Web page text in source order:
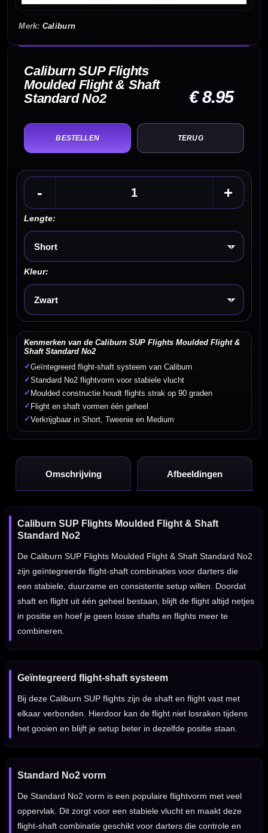
Caliburn
Caliburn SUP Flights
Moulded Flight & Shaft
Standard No2
€ 8.95
TERUG
- +
Lengte:
Kies een optie
Kleur:
Kies een optie
Kenmerken van de Caliburn SUP Flights Moulded Flight &
Shaft Standard No2
✓Geïntegreerd flight-shaft systeem van Caliburn
✓Standard No2 flightvorm voor stabiele vlucht
✓ Moulded constructie houdt flights strak op 90 graden
✓ Flight en shaft vormen één geheel
✓Verkrijgbaar in Short, Tweenie en Medium
Omschrijving Afbeeldingen
Caliburn SUP Flights Moulded Flight & Shaft
Standard No2
De Caliburn SUP Flights Moulded Flight & Shaft Standard No2
zijn geïntegreerde flight-shaft combinaties voor darters die
een stabiele, duurzame en consistente setup willen. Doordat
shaft en flight uit één geheel bestaan, blijft de flight altijd netjes
in positie en hoef je geen losse shafts en flights meer te
combineren.
Geïntegreerd flight-shaft systeem
Bij deze Caliburn SUP flights zijn de shaft en flight vast met
elkaar verbonden. Hierdoor kan de flight niet losraken tijdens
het gooien en blijft je setup beter in dezelfde positie staan.
Standard No2 vorm
De Standard No2 vorm is een populaire flightvorm met veel
oppervlak. Dit zorgt voor een stabiele vlucht en maakt deze
flight-shaft combinatie geschikt voor darters die controle en